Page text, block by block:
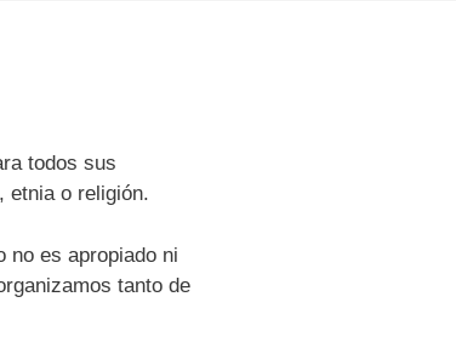
todos sus
etnia o religión.
no es apropiado ni
tanto de